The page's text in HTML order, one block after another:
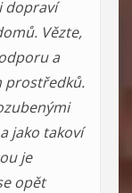
dopraví
Vězte,
a
prostředků.
jako takoví
je
opět